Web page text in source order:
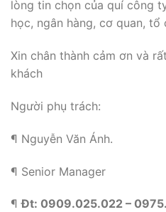
lòng tin chọn của quí công
học, ngân hàng, cơ quan, tổ
Xin chân thành cảm ơn và
khách
Người phụ trách:
¶ Nguyễn Văn Ánh.
¶ Senior Manager
¶Đt: 0909.025.022 –